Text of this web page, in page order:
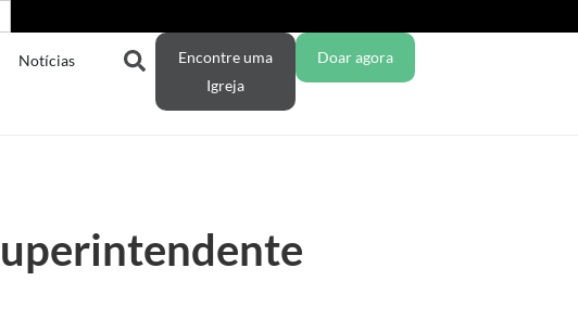
Notícias
Encontre uma
Igreja
Doar agora